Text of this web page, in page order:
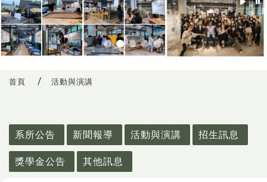
首頁 活動與演講
系所公告
新聞報導 活動與演講 招生訊息
獎學金公告 其他訊息